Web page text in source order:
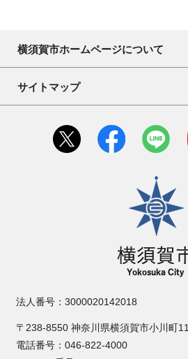
横須賀市ホームページについて
サイトマップ
横須賀市
法人番号：3000020142018
〒238-8550 神奈川県横須賀市小川町11
電話番号：046-822-4000